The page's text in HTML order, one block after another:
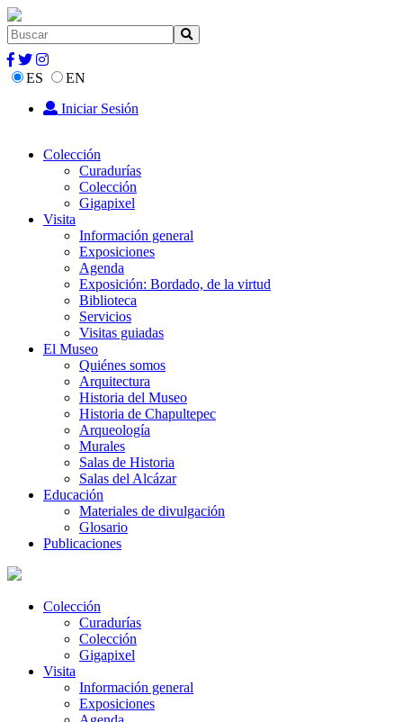
ES
EN
Iniciar Sesión
Colección
Curadurías
Colección
Gigapixel
Visita
Información general
Exposiciones
Agenda
Exposición: Bordado, de la virtud
Biblioteca
Servicios
Visitas guiadas
El Museo
Quiénes somos
Arquitectura
Historia del Museo
Historia de Chapultepec
Arqueología
Murales
Salas de Historia
Salas del Alcázar
Educación
Materiales de divulgación
Glosario
Publicaciones
Colección
Curadurías
Colección
Gigapixel
Visita
Información general
Exposiciones